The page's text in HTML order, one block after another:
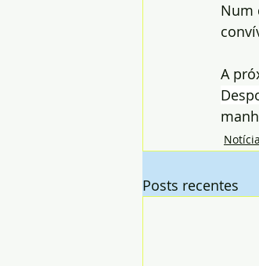
Num
A
Posts recentes